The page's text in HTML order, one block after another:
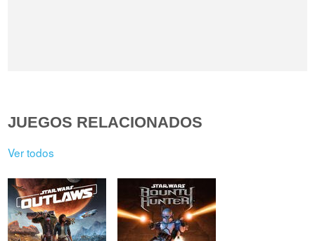
JUEGOS RELACIONADOS
Ver todos